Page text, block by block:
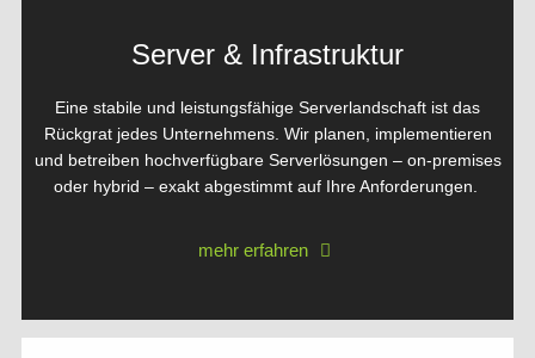
Server & Infrastruktur
Eine stabile und leistungsfähige Serverlandschaft ist das
Rückgrat jedes Unternehmens. Wir planen, implementieren
und betreiben hochverfügbare Serverlösungen – on-premises
oder hybrid – exakt abgestimmt auf Ihre Anforderungen.
mehr erfahren